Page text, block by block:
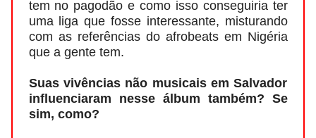
tem no pagodão e como isso conseguiria ter
uma liga que fosse interessante, misturando
com as referências do afrobeats em Nigéria
que a gente tem.
Suas vivências não musicais em Salvador
influenciaram nesse álbum também? Se
sim, como?